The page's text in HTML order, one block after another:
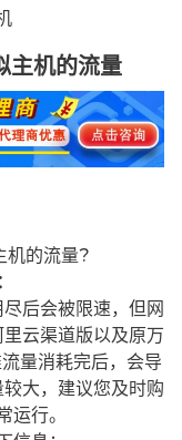
主机的流量
机的流量?
后会被限速，但网
云渠道版以及原万
量消耗完后，会导
大，建议您及时购
运行。